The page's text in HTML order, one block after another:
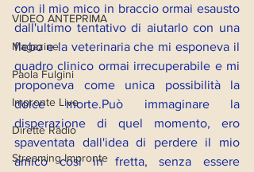
VIDEO ANTEPRIMA
Magazine
Paola Fulgini
Impronte Live
Dirette Radio
Streaming Impronte
con il mio mico in braccio ormai esausto
dall'ultimo tentativo di aiutarlo con una
flebo e la veterinaria che mi esponeva il
quadro clinico ormai irrecuperabile e mi
proponeva come unica possibilità la
dolce morte.Può immaginare la
disperazione di quel momento, ero
spaventata dall'idea di perdere il mio
amico così in fretta, senza essere